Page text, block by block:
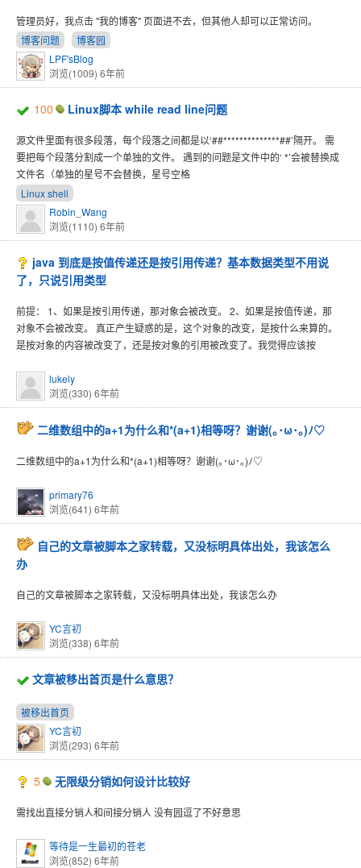
管理员好，我点击 "我的博客" 页面进不去，但其他人却可以正常访问。
博客问题
博客园
LPF'sBlog
浏览(1009) 6年前
100 Linux脚本 while read line问题
源文件里面有很多段落，每个段落之间都是以‘##**************##’隔开。 需
要把每个段落分割成一个单独的文件。 遇到的问题是文件中的‘ *’会被替换成
文件名（单独的星号不会替换，星号空格
Linux shell
Robin_Wang
浏览(1110) 6年前
java 到底是按值传递还是按引用传递？基本数据类型不用说
了，只说引用类型
前提： 1、如果是按引用传递，那对象会被改变。 2、如果是按值传递，那
对象不会被改变。 真正产生疑惑的是，这个对象的改变，是按什么来算的。
是按对象的内容被改变了，还是按对象的引用被改变了。我觉得应该按
lukely
浏览(330) 6年前
二维数组中的a+1为什么和*(a+1)相等呀？谢谢(｡･ω･｡)ﾉ♡
二维数组中的a+1为什么和*(a+1)相等呀？谢谢(｡･ω･｡)ﾉ♡
primary76
浏览(641) 6年前
自己的文章被脚本之家转载，又没标明具体出处，我该怎么
办
自己的文章被脚本之家转载，又没标明具体出处，我该怎么办
YC言初
浏览(338) 6年前
文章被移出首页是什么意思？
被移出首页
YC言初
浏览(293) 6年前
5 无限级分销如何设计比较好
需找出直接分销人和间接分销人 没有园逗了不好意思
等待是一生最初的苍老
浏览(852) 6年前